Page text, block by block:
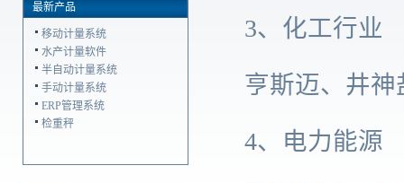
最新产品
移动计量系统
水产计量软件
半自动计量系统
手动计量系统
ERP管理系统
检重秤
3、化工行业
亨斯迈、井神
4、电力能源